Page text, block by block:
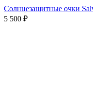
Солнцезащитные очки
5 500 ₽